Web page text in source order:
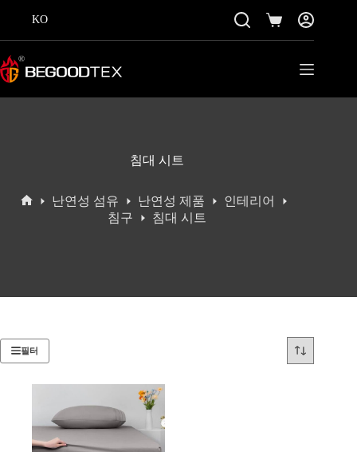
츠
로
바
KO
쇼
핑
침대 시트
난연성 섬유 난연성 제품
인테리어
침구
침대 시트
필터